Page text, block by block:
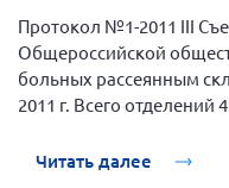
Брянская область
Владимирская
Волгоградская
Ивановская область
Протокол №1-2011 III
Общероссийской
больных рассеянным
2011 г. Всего отделений
Читать далее